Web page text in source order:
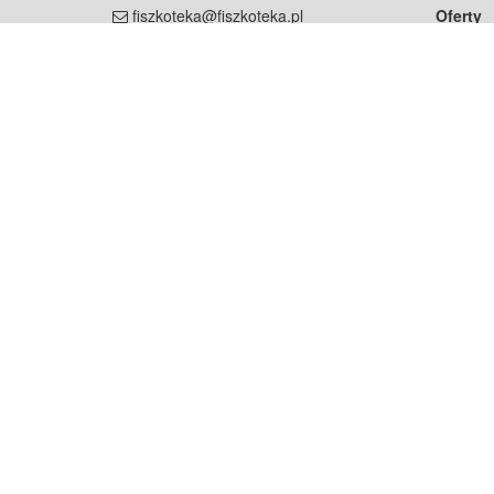
fiszkoteka@fiszkoteka.pl
Oferty